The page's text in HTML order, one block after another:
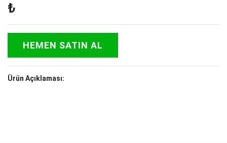
₺
HEMEN SATIN AL
Ürün Açıklaması: